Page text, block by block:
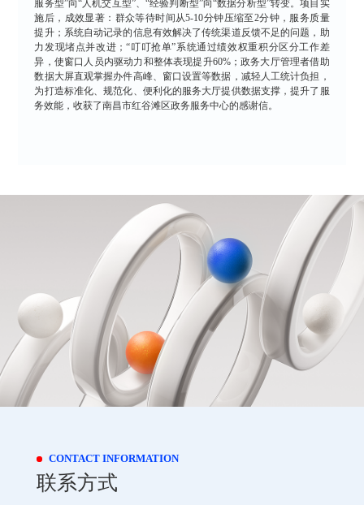
服务型”向“人机交互型”、“经验判断型”向“数据分析型”转变。项目实
施后，成效显著：群众等待时间从5-10分钟压缩至2分钟，服务质量
提升；系统自动记录的信息有效解决了传统渠道反馈不足的问题，助
力发现堵点并改进；“叮叮抢单”系统通过绩效权重积分区分工作差
异，使窗口人员内驱动力和整体表现提升60%；政务大厅管理者借助
数据大屏直观掌握办件高峰、窗口设置等数据，减轻人工统计负担，
为打造标准化、规范化、便利化的服务大厅提供数据支撑，提升了服
务效能，收获了南昌市红谷滩区政务服务中心的感谢信。
CONTACT INFORMATION
联系方式